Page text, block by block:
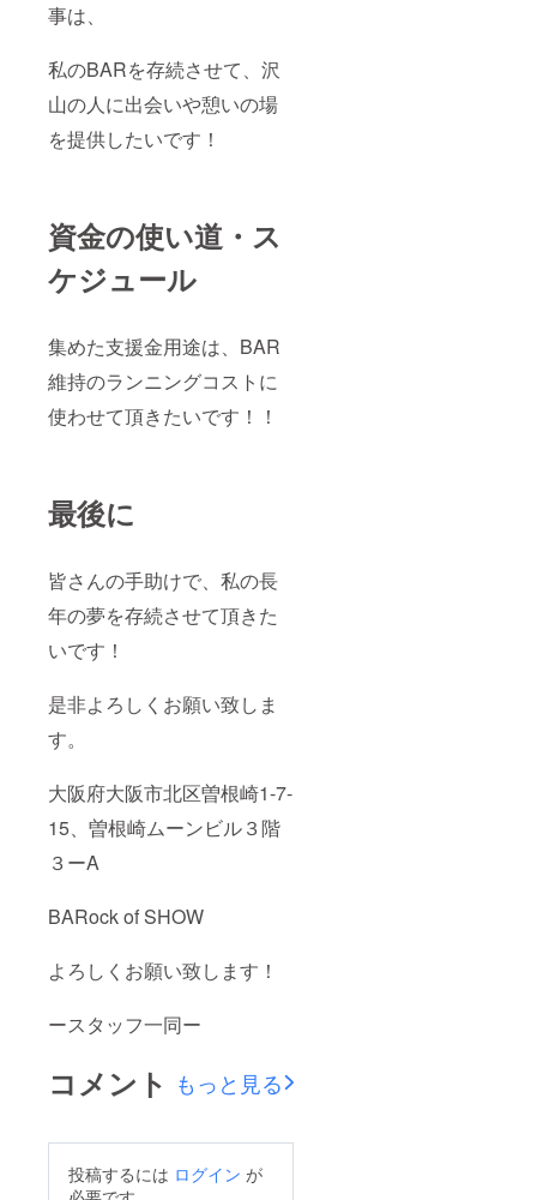
事は、
私のBARを存続させて、沢
山の人に出会いや憩いの場
を提供したいです！
資金の使い道・ス
ケジュール
集めた支援金用途は、BAR
維持のランニングコストに
使わせて頂きたいです！！
最後に
皆さんの手助けで、私の長
年の夢を存続させて頂きた
いです！
是非よろしくお願い致しま
す。
大阪府大阪市北区曽根崎1-7-
15、曽根崎ムーンビル３階
３ーA
BARock of SHOW
よろしくお願い致します！
ースタッフ一同ー
コメント もっと見る
投稿するには ログイン が